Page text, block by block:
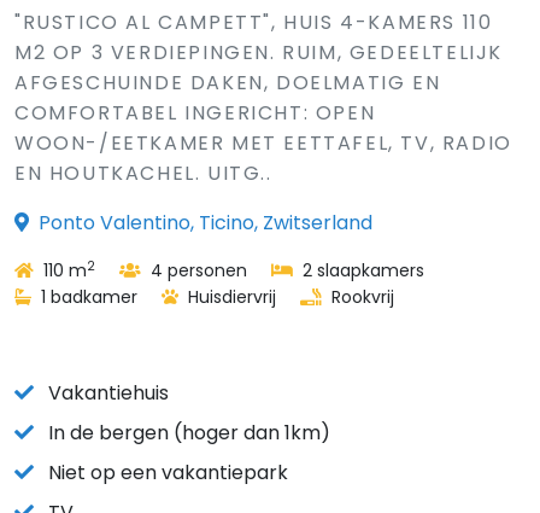
"RUSTICO AL CAMPETT", HUIS 4-KAMERS 110
M2 OP 3 VERDIEPINGEN. RUIM, GEDEELTELIJK
AFGESCHUINDE DAKEN, DOELMATIG EN
COMFORTABEL INGERICHT: OPEN
WOON-/EETKAMER MET EETTAFEL, TV, RADIO
EN HOUTKACHEL. UITG..
Ponto Valentino, Ticino, Zwitserland
110 m2 4 personen
2 slaapkamers
1 badkamer
Huisdiervrij Rookvrij
Vakantiehuis
In de bergen (hoger dan 1km)
Niet op een vakantiepark